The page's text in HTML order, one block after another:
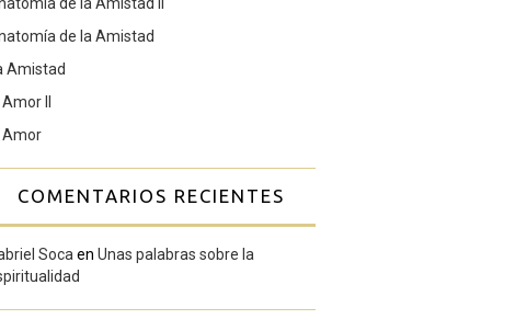
de la Amistad
Amistad
Amor II
Amor
COMENTARIOS RECIENTES
Soca en Unas palabras sobre la